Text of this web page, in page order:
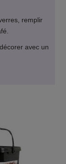
remplir
avec un